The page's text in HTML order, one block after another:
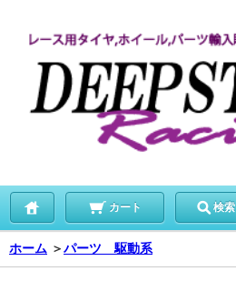
カート 検索
ホーム ＞パーツ 駆動系